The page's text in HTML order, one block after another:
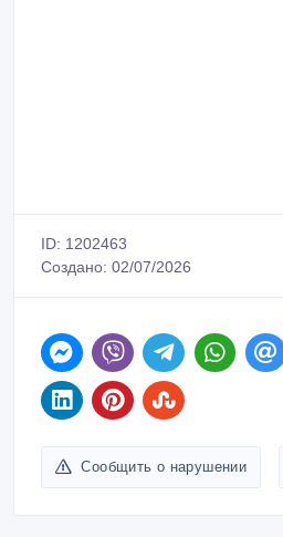
ID: 1202463
Создано: 02/07/2026
Сообщить о нарушении